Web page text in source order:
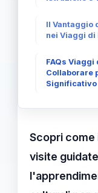
Il Vantaggio
nei Viaggi
FAQs
Collaborare
Significativo
Scopri come
visite